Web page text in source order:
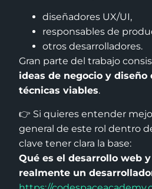
diseñadores UX/UI,
responsables de
otros desarrolladores.
Gran parte del trabajo
ideas de negocio y diseño
técnicas viables.
👉 Si quieres entender
general de este rol dentro
clave tener clara la base:
Qué es el desarrollo web
realmente un